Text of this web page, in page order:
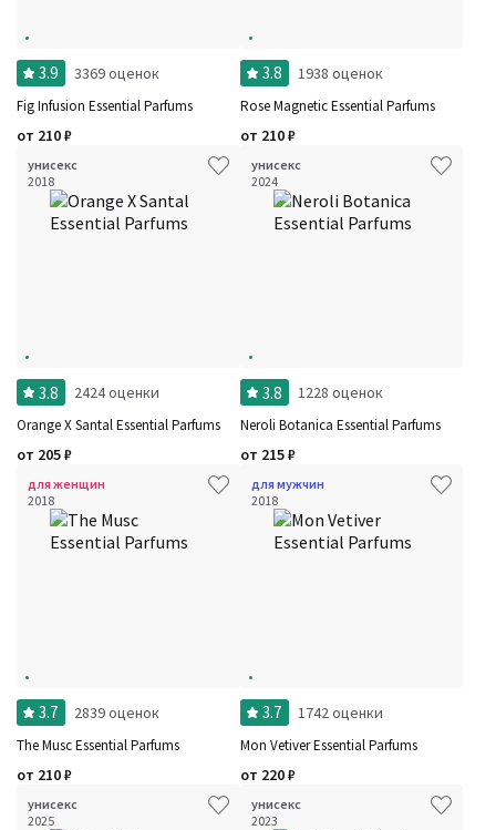
Фильтры Сбросить все
Рейтинг
Сбросить
Семейство
Ноты
3.9 3369 оценок
Fig Infusion Essential Parfums
от 210₽
3.8 1938 оценок
Rose Magnetic Essential Parfums
от 210₽
унисекс
2018
3.8 2424 оценки
Orange X Santal Essential Parfums
от 205₽
унисекс
2024
3.8 1228 оценок
Neroli Botanica Essential Parfums
от 215₽
для женщин
2018
3.7 2839 оценок
The Musc Essential Parfums
от 210₽
для мужчин
2018
3.7 1742 оценки
Mon Vetiver Essential Parfums
от 220₽
унисекс
2025
унисекс
2023